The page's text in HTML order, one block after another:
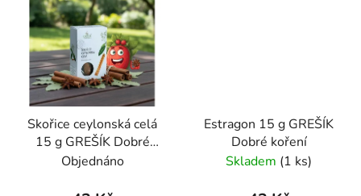
Skořice ceylonská celá
15 g GREŠÍK Dobré
koření
Objednáno
Estragon 15 g GREŠÍK
Dobré koření
Skladem (1 ks)